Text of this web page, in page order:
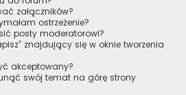
załączników?
ostrzeżenie?
posty moderatorowi?
znajdujący się w oknie tworzenia
akceptowany?
swój temat na górę strony